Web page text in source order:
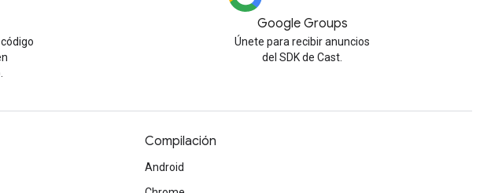
Google Groups
Únete para recibir anuncios
del SDK de Cast.
Compilación
Android